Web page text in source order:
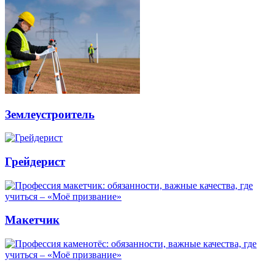
Землеустроитель
Грейдерист
Макетчик